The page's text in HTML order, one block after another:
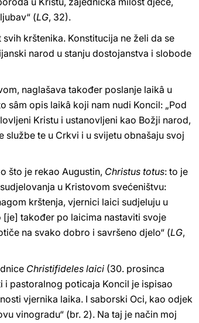
(LG, 32).
krštenika. Konstitucija ne želi da se
narod u stanju dostojanstva i slobode
naglašava također poslanje laikâ u
sâm opis laikâ koji nam nudi Koncil: „Pod
Kristu i ustanovljeni kao Božji narod,
te u Crkvi i u svijetu obnašaju svoj
što je rekao Augustin, Christus totus: to je
u Kristovom svećeništvu:
krštenja, vjernici laici sudjeluju u
[je] također po laicima nastaviti svoje
na svako dobro i savršeno djelo“ (LG,
Christifideles laici (30. prosinca
i pastoralnog poticaja Koncil je ispisao
vjernika laika. I saborski Oci, kao odjek
vinogradu“ (br. 2). Na taj je način moj